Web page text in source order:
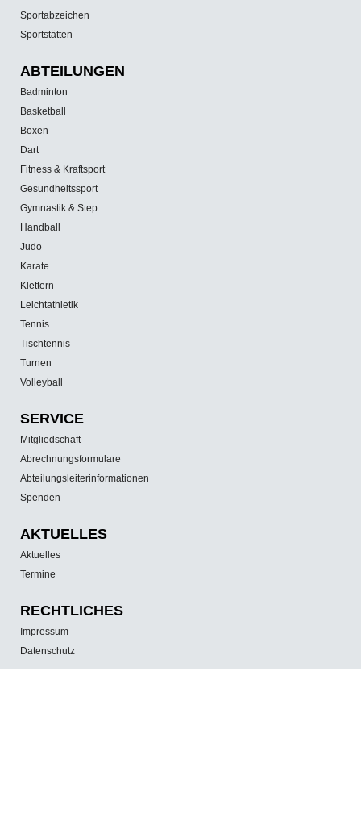
Sportabzeichen
Sportstätten
ABTEILUNGEN
Badminton
Basketball
Boxen
Dart
Fitness & Kraftsport
Gesundheitssport
Gymnastik & Step
Handball
Judo
Karate
Klettern
Leichtathletik
Tennis
Tischtennis
Turnen
Volleyball
SERVICE
Mitgliedschaft
Abrechnungsformulare
Abteilungsleiterinformationen
Spenden
AKTUELLES
Aktuelles
Termine
RECHTLICHES
Impressum
Datenschutz